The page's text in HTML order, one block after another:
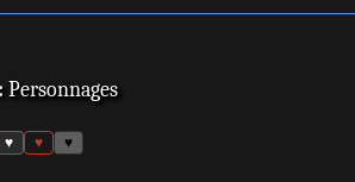
Personnages
♥ ♥ ♥